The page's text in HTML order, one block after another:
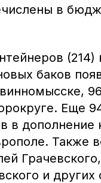
в
(214)
баков
Еще
в
Также
и других